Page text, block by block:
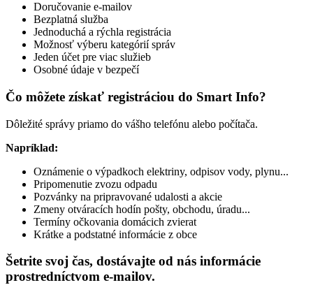
Doručovanie e-mailov
Bezplatná služba
Jednoduchá a rýchla registrácia
Možnosť výberu kategórií správ
Jeden účet pre viac služieb
Osobné údaje v bezpečí
Čo môžete získať registráciou do Smart Info?
Dôležité správy priamo do vášho telefónu alebo počítača.
Napríklad:
Oznámenie o výpadkoch elektriny, odpisov vody, plynu...
Pripomenutie zvozu odpadu
Pozvánky na pripravované udalosti a akcie
Zmeny otváracích hodín pošty, obchodu, úradu...
Termíny očkovania domácich zvierat
Krátke a podstatné informácie z obce
Šetrite svoj čas, dostávajte od nás informácie
prostredníctvom e-mailov.